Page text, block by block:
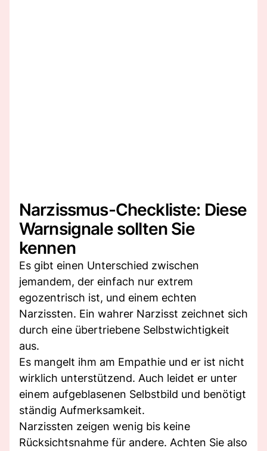
Narzissmus-Checkliste: Diese
Warnsignale sollten Sie
kennen
Es gibt einen Unterschied zwischen
jemandem, der einfach nur extrem
egozentrisch ist, und einem echten
Narzissten. Ein wahrer Narzisst zeichnet sich
durch eine übertriebene Selbstwichtigkeit
aus.
Es mangelt ihm am Empathie und er ist nicht
wirklich unterstützend. Auch leidet er unter
einem aufgeblasenen Selbstbild und benötigt
ständig Aufmerksamkeit.
Narzissten zeigen wenig bis keine
Rücksichtsnahme für andere. Achten Sie also